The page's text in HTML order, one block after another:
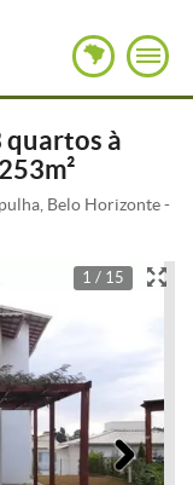
quartos à
Belo Horizonte -
1 / 15